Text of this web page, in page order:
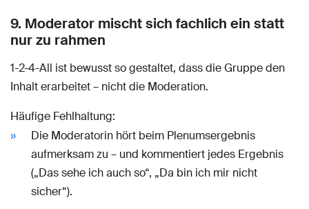
9. Moderator mischt sich fachlich ein statt
nur zu rahmen
1-2-4-All ist bewusst so gestaltet, dass die Gruppe den
Inhalt erarbeitet – nicht die Moderation.
Häufige Fehlhaltung:
Die Moderatorin hört beim Plenumsergebnis
aufmerksam zu – und kommentiert jedes Ergebnis
(„Das sehe ich auch so“, „Da bin ich mir nicht
sicher“).